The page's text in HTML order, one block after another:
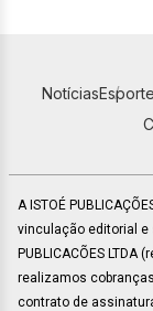
Notícias
A ISTOÉ
vinculação editorial e
PUBLICACÕES
realizamos
contrato de